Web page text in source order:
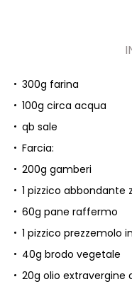
300g farina
100g circa acqua
qb sale
Farcia:
200g gamberi
1 pizzico abbondante
60g pane raffermo
1 pizzico prezzemolo
40g brodo vegetale
20g olio extravergine